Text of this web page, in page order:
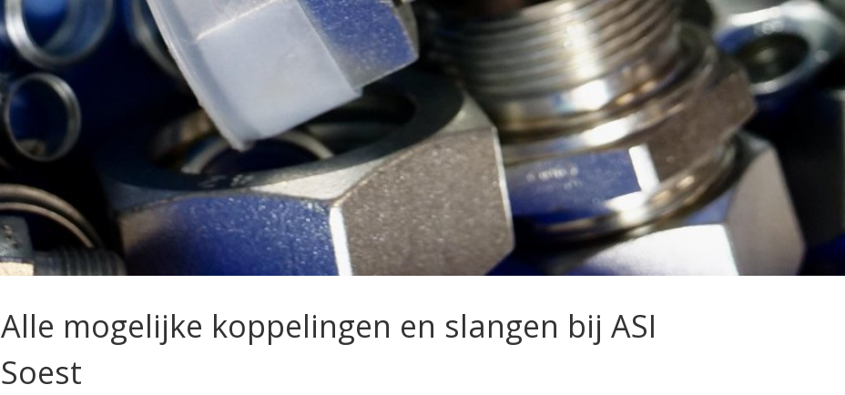
Alle mogelijke koppelingen en slangen bij ASI
Soest